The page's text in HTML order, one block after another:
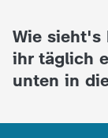
h
Wie sieht's
ihr täglich
unten in